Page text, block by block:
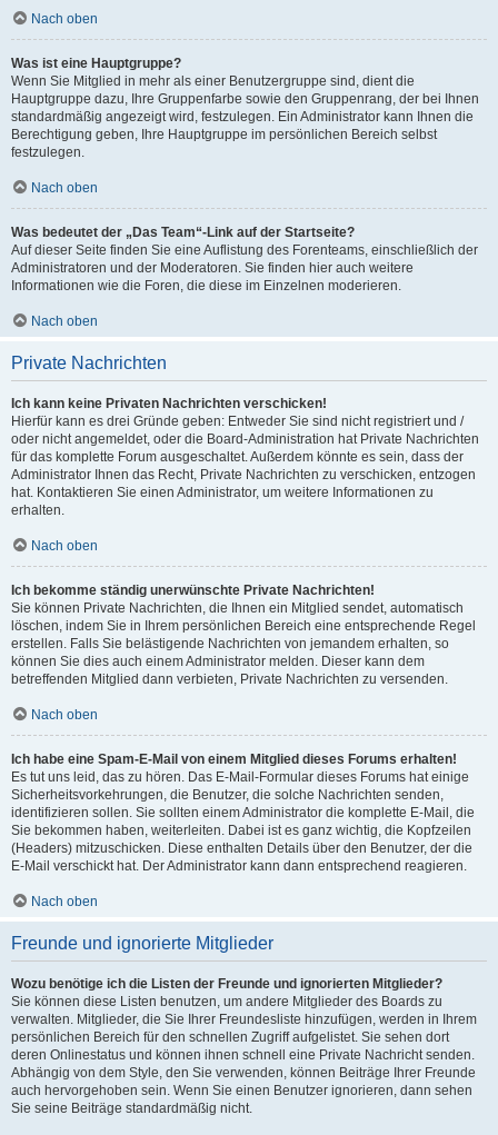
Nach oben
Was ist eine Hauptgruppe?
Wenn Sie Mitglied in mehr als einer Benutzergruppe sind, dient die
Hauptgruppe dazu, Ihre Gruppenfarbe sowie den Gruppenrang, der bei Ihnen
standardmäßig angezeigt wird, festzulegen. Ein Administrator kann Ihnen die
Berechtigung geben, Ihre Hauptgruppe im persönlichen Bereich selbst
festzulegen.
Nach oben
Was bedeutet der „Das Team“-Link auf der Startseite?
Auf dieser Seite finden Sie eine Auflistung des Forenteams, einschließlich der
Administratoren und der Moderatoren. Sie finden hier auch weitere
Informationen wie die Foren, die diese im Einzelnen moderieren.
Nach oben
Private Nachrichten
Ich kann keine Privaten Nachrichten verschicken!
Hierfür kann es drei Gründe geben: Entweder Sie sind nicht registriert und /
oder nicht angemeldet, oder die Board-Administration hat Private Nachrichten
für das komplette Forum ausgeschaltet. Außerdem könnte es sein, dass der
Administrator Ihnen das Recht, Private Nachrichten zu verschicken, entzogen
hat. Kontaktieren Sie einen Administrator, um weitere Informationen zu
erhalten.
Nach oben
Ich bekomme ständig unerwünschte Private Nachrichten!
Sie können Private Nachrichten, die Ihnen ein Mitglied sendet, automatisch
löschen, indem Sie in Ihrem persönlichen Bereich eine entsprechende Regel
erstellen. Falls Sie belästigende Nachrichten von jemandem erhalten, so
können Sie dies auch einem Administrator melden. Dieser kann dem
betreffenden Mitglied dann verbieten, Private Nachrichten zu versenden.
Nach oben
Ich habe eine Spam-E-Mail von einem Mitglied dieses Forums erhalten!
Es tut uns leid, das zu hören. Das E-Mail-Formular dieses Forums hat einige
Sicherheitsvorkehrungen, die Benutzer, die solche Nachrichten senden,
identifizieren sollen. Sie sollten einem Administrator die komplette E-Mail, die
Sie bekommen haben, weiterleiten. Dabei ist es ganz wichtig, die Kopfzeilen
(Headers) mitzuschicken. Diese enthalten Details über den Benutzer, der die
E-Mail verschickt hat. Der Administrator kann dann entsprechend reagieren.
Nach oben
Freunde und ignorierte Mitglieder
Wozu benötige ich die Listen der Freunde und ignorierten Mitglieder?
Sie können diese Listen benutzen, um andere Mitglieder des Boards zu
verwalten. Mitglieder, die Sie Ihrer Freundesliste hinzufügen, werden in Ihrem
persönlichen Bereich für den schnellen Zugriff aufgelistet. Sie sehen dort
deren Onlinestatus und können ihnen schnell eine Private Nachricht senden.
Abhängig von dem Style, den Sie verwenden, können Beiträge Ihrer Freunde
auch hervorgehoben sein. Wenn Sie einen Benutzer ignorieren, dann sehen
Sie seine Beiträge standardmäßig nicht.